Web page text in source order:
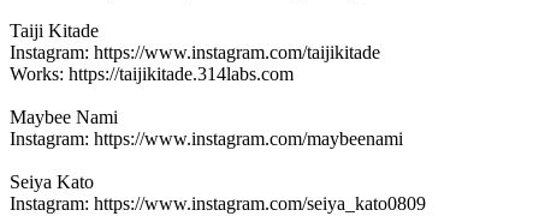
Taiji Kitade
Instagram: https://www.instagram.com/taijikitade
Works: https://taijikitade.314labs.com
Maybee Nami
Instagram: https://www.instagram.com/maybeenami
Seiya Kato
Instagram: https://www.instagram.com/seiya_kato0809